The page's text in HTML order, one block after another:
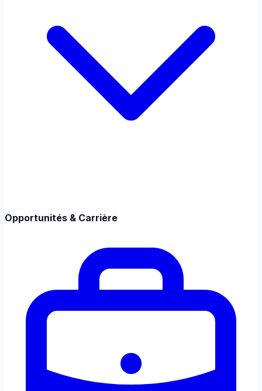
Opportunités & Carrière